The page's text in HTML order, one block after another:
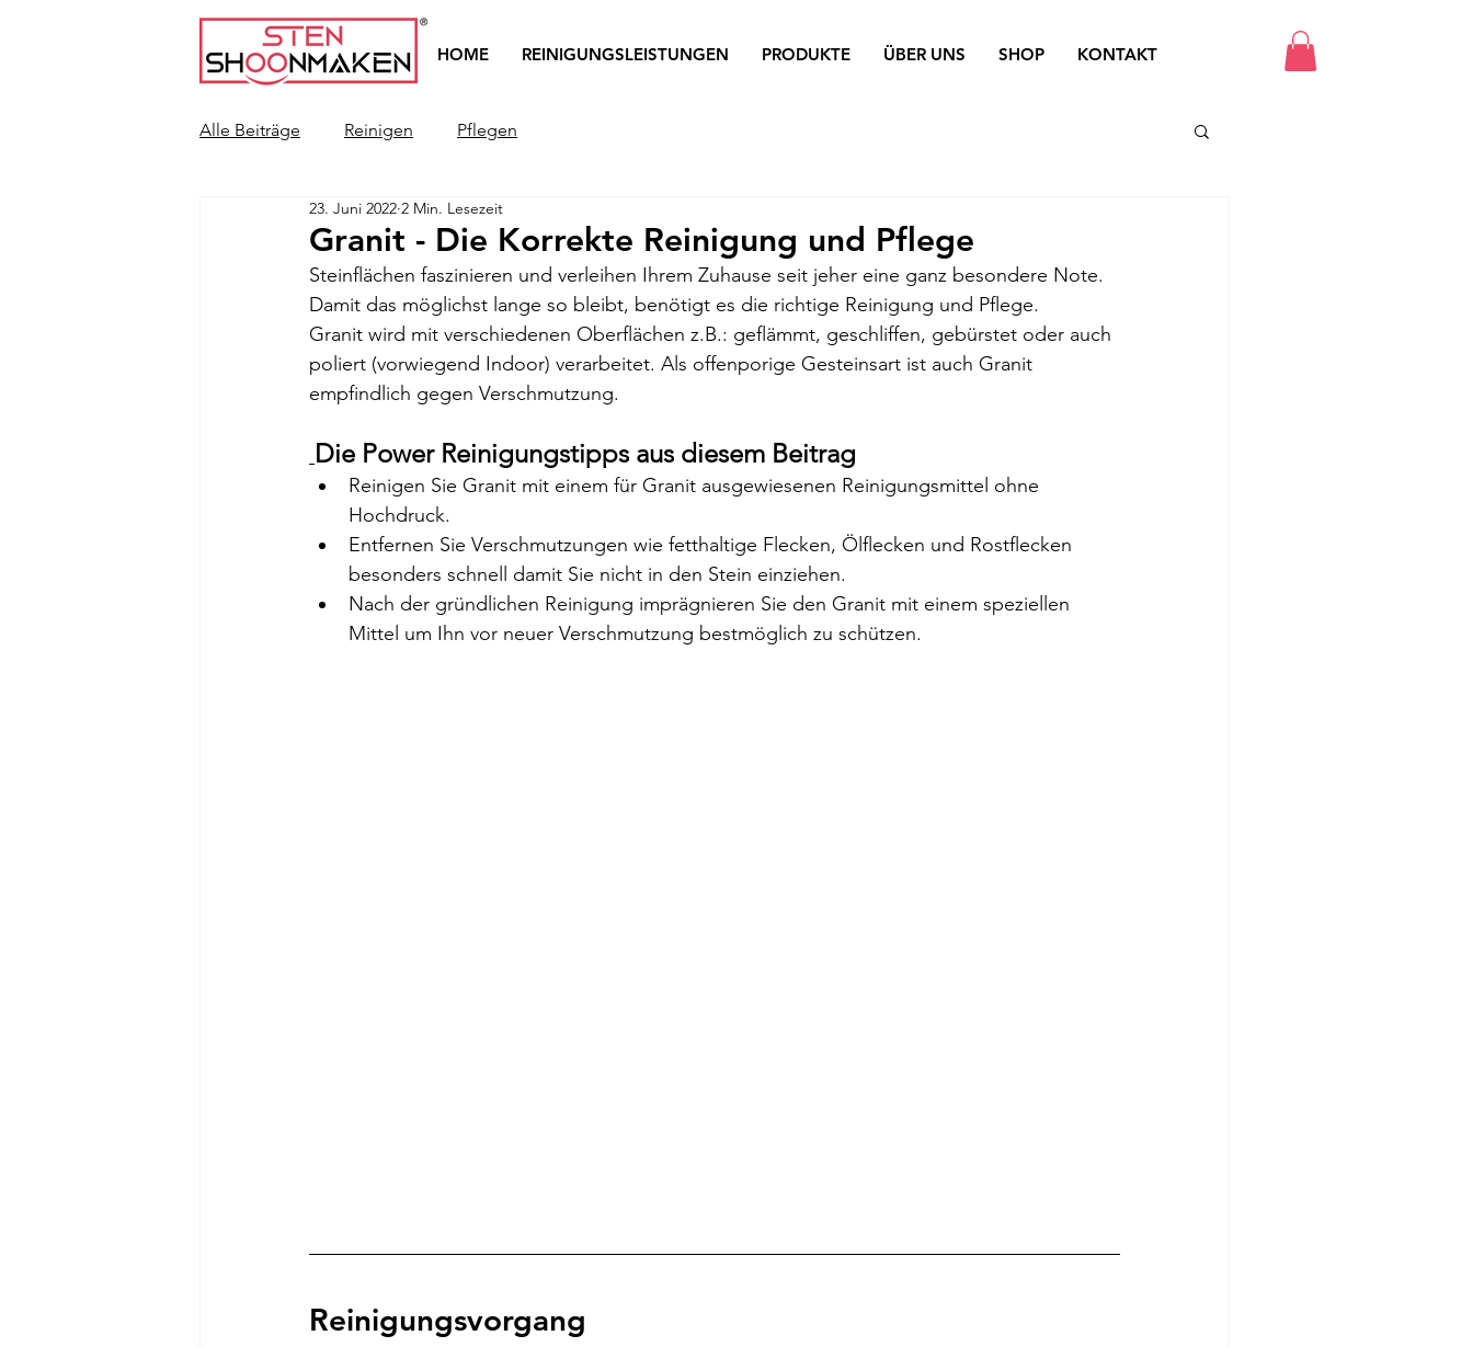
HOME REINIGUNGSLEISTUNGEN PRODUKTE ÜBER UNS SHOP KONTAKT
Alle Beiträge Reinigen Pflegen
Granit - Die Korrekte Reinigung und Pflege
23. Juni 2022 2 Min. Lesezeit
Steinflächen faszinieren und verleihen Ihrem Zuhause seit jeher eine ganz besondere Note.
Damit das möglichst lange so bleibt, benötigt es die richtige Reinigung und Pflege.
Granit wird mit verschiedenen Oberflächen z.B.: geflämmt, geschliffen, gebürstet oder auch
poliert (vorwiegend Indoor) verarbeitet. Als offenporige Gesteinsart ist auch Granit
empfindlich gegen Verschmutzung.
Die Power Reinigungstipps aus diesem Beitrag
Reinigen Sie Granit mit einem für Granit ausgewiesenen Reinigungsmittel ohne
Hochdruck.
Entfernen Sie Verschmutzungen wie fetthaltige Flecken, Ölflecken und Rostflecken
besonders schnell damit Sie nicht in den Stein einziehen.
Nach der gründlichen Reinigung imprägnieren Sie den Granit mit einem speziellen
Mittel um Ihn vor neuer Verschmutzung bestmöglich zu schützen.
Reinigungsvorgang